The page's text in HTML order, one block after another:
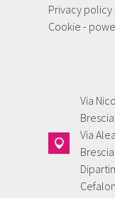
Privacy policy
Cookie -
Via
Brescia
Via
Brescia